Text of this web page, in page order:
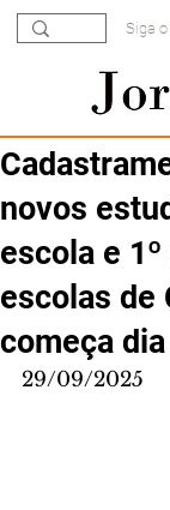
Siga
novos
escola e
escolas de
começa
29/09/2025